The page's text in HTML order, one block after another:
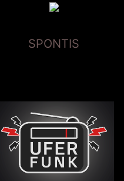
SPONTIS